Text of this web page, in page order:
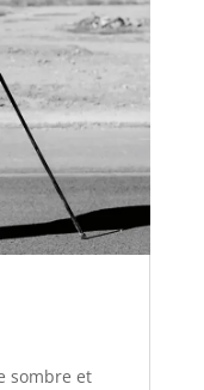
sombre et